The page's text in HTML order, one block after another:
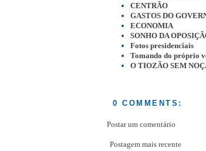
CENTRÃO
GASTOS DO
ECONOMIA
SONHO DA
Fotos presidenciais
Tomando do próprio
O TIOZÃO SEM
0 COMMENTS:
Postar um comentário
Postagem mais recente